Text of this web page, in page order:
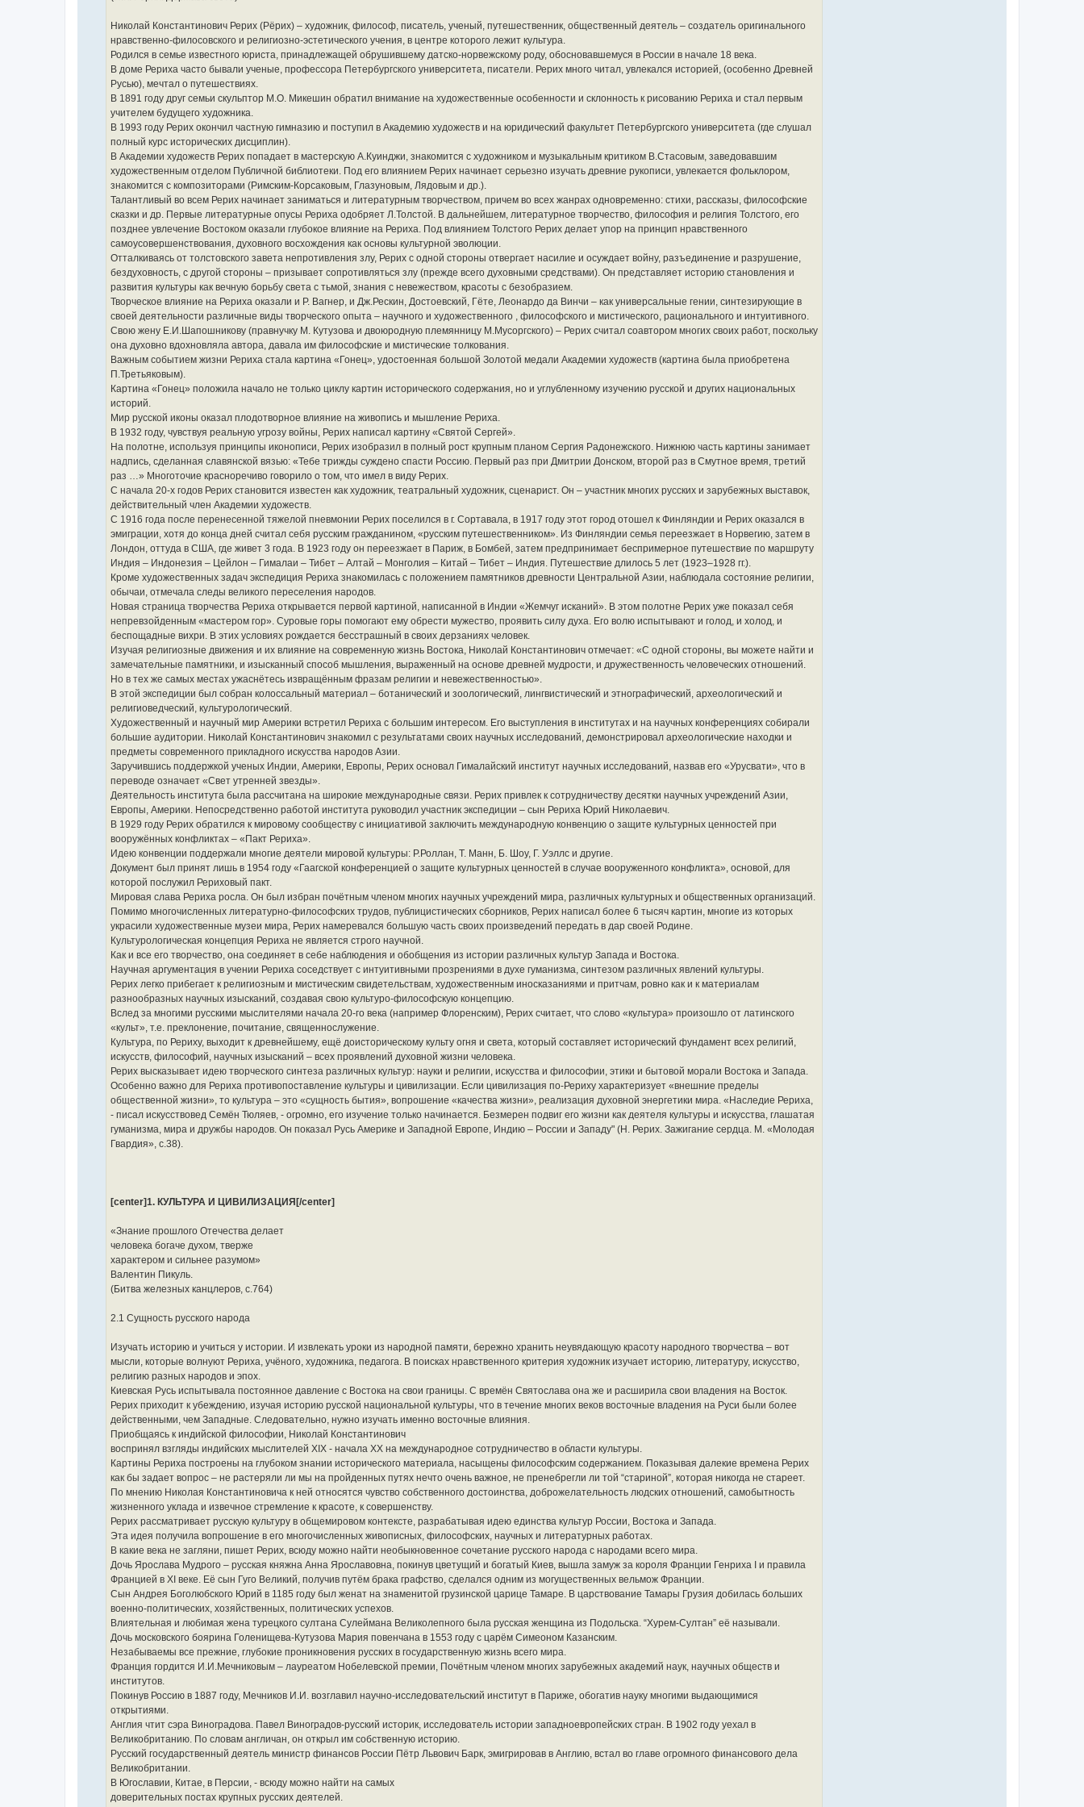
Николай Константинович Рерих (Рёрих) – художник, философ, писатель, ученый, путешественник, общественный деятель – создатель оригинального
нравственно-филосовского и религиозно-эстетического учения, в центре которого лежит культура.
Родился в семье известного юриста, принадлежащей обрушившему датско-норвежскому роду, обосновавшемуся в России в начале 18 века.
В доме Рериха часто бывали ученые, профессора Петербургского университета, писатели. Рерих много читал, увлекался историей, (особенно Древней
Русью), мечтал о путешествиях.
В 1891 году друг семьи скульптор М.О. Микешин обратил внимание на художественные особенности и склонность к рисованию Рериха и стал первым
учителем будущего художника.
В 1993 году Рерих окончил частную гимназию и поступил в Академию художеств и на юридический факультет Петербургского университета (где слушал
полный курс исторических дисциплин).
В Академии художеств Рерих попадает в мастерскую А.Куинджи, знакомится с художником и музыкальным критиком В.Стасовым, заведовавшим
художественным отделом Публичной библиотеки. Под его влиянием Рерих начинает серьезно изучать древние рукописи, увлекается фольклором,
знакомится с композиторами (Римским-Корсаковым, Глазуновым, Лядовым и др.).
Талантливый во всем Рерих начинает заниматься и литературным творчеством, причем во всех жанрах одновременно: стихи, рассказы, философские
сказки и др. Первые литературные опусы Рериха одобряет Л.Толстой. В дальнейшем, литературное творчество, философия и религия Толстого, его
позднее увлечение Востоком оказали глубокое влияние на Рериха. Под влиянием Толстого Рерих делает упор на принцип нравственного
самоусовершенствования, духовного восхождения как основы культурной эволюции.
Отталкиваясь от толстовского завета непротивления злу, Рерих с одной стороны отвергает насилие и осуждает войну, разъединение и разрушение,
бездуховность, с другой стороны – призывает сопротивляться злу (прежде всего духовными средствами). Он представляет историю становления и
развития культуры как вечную борьбу света с тьмой, знания с невежеством, красоты с безобразием.
Творческое влияние на Рериха оказали и Р. Вагнер, и Дж.Рескин, Достоевский, Гёте, Леонардо да Винчи – как универсальные гении, синтезирующие в
своей деятельности различные виды творческого опыта – научного и художественного , философского и мистического, рационального и интуитивного.
Свою жену Е.И.Шапошникову (правнучку М. Кутузова и двоюродную племянницу М.Мусоргского) – Рерих считал соавтором многих своих работ, поскольку
она духовно вдохновляла автора, давала им философские и мистические толкования.
Важным событием жизни Рериха стала картина «Гонец», удостоенная большой Золотой медали Академии художеств (картина была приобретена
П.Третьяковым).
Картина «Гонец» положила начало не только циклу картин исторического содержания, но и углубленному изучению русской и других национальных
историй.
Мир русской иконы оказал плодотворное влияние на живопись и мышление Рериха.
В 1932 году, чувствуя реальную угрозу войны, Рерих написал картину «Святой Сергей».
На полотне, используя принципы иконописи, Рерих изобразил в полный рост крупным планом Сергия Радонежского. Нижнюю часть картины занимает
надпись, сделанная славянской вязью: «Тебе трижды суждено спасти Россию. Первый раз при Дмитрии Донском, второй раз в Смутное время, третий
раз …» Многоточие красноречиво говорило о том, что имел в виду Рерих.
С начала 20-х годов Рерих становится известен как художник, театральный художник, сценарист. Он – участник многих русских и зарубежных выставок,
действительный член Академии художеств.
С 1916 года после перенесенной тяжелой пневмонии Рерих поселился в г. Сортавала, в 1917 году этот город отошел к Финляндии и Рерих оказался в
эмиграции, хотя до конца дней считал себя русским гражданином, «русским путешественником». Из Финляндии семья переезжает в Норвегию, затем в
Лондон, оттуда в США, где живет 3 года. В 1923 году он переезжает в Париж, в Бомбей, затем предпринимает беспримерное путешествие по маршруту
Индия – Индонезия – Цейлон – Гималаи – Тибет – Алтай – Монголия – Китай – Тибет – Индия. Путешествие длилось 5 лет (1923–1928 гг.).
Кроме художественных задач экспедиция Рериха знакомилась с положением памятников древности Центральной Азии, наблюдала состояние религии,
обычаи, отмечала следы великого переселения народов.
Новая страница творчества Рериха открывается первой картиной, написанной в Индии «Жемчуг исканий». В этом полотне Рерих уже показал себя
непревзойденным «мастером гор». Суровые горы помогают ему обрести мужество, проявить силу духа. Его волю испытывают и голод, и холод, и
беспощадные вихри. В этих условиях рождается бесстрашный в своих дерзаниях человек.
Изучая религиозные движения и их влияние на современную жизнь Востока, Николай Константинович отмечает: «С одной стороны, вы можете найти и
замечательные памятники, и изысканный способ мышления, выраженный на основе древней мудрости, и дружественность человеческих отношений.
Но в тех же самых местах ужаснётесь извращённым фразам религии и невежественностью».
В этой экспедиции был собран колоссальный материал – ботанический и зоологический, лингвистический и этнографический, археологический и
религиоведческий, культурологический.
Художественный и научный мир Америки встретил Рериха с большим интересом. Его выступления в институтах и на научных конференциях собирали
большие аудитории. Николай Константинович знакомил с результатами своих научных исследований, демонстрировал археологические находки и
предметы современного прикладного искусства народов Азии.
Заручившись поддержкой ученых Индии, Америки, Европы, Рерих основал Гималайский институт научных исследований, назвав его «Урусвати», что в
переводе означает «Свет утренней звезды».
Деятельность института была рассчитана на широкие международные связи. Рерих привлек к сотрудничеству десятки научных учреждений Азии,
Европы, Америки. Непосредственно работой института руководил участник экспедиции – сын Рериха Юрий Николаевич.
В 1929 году Рерих обратился к мировому сообществу с инициативой заключить международную конвенцию о защите культурных ценностей при
вооружённых конфликтах – «Пакт Рериха».
Идею конвенции поддержали многие деятели мировой культуры: Р.Роллан, Т. Манн, Б. Шоу, Г. Уэллс и другие.
Документ был принят лишь в 1954 году «Гаагской конференцией о защите культурных ценностей в случае вооруженного конфликта», основой, для
которой послужил Рериховый пакт.
Мировая слава Рериха росла. Он был избран почётным членом многих научных учреждений мира, различных культурных и общественных организаций.
Помимо многочисленных литературно-философских трудов, публицистических сборников, Рерих написал более 6 тысяч картин, многие из которых
украсили художественные музеи мира, Рерих намеревался большую часть своих произведений передать в дар своей Родине.
Культурологическая концепция Рериха не является строго научной.
Как и все его творчество, она соединяет в себе наблюдения и обобщения из истории различных культур Запада и Востока.
Научная аргументация в учении Рериха соседствует с интуитивными прозрениями в духе гуманизма, синтезом различных явлений культуры.
Рерих легко прибегает к религиозным и мистическим свидетельствам, художественным иносказаниями и притчам, ровно как и к материалам
разнообразных научных изысканий, создавая свою культуро-философскую концепцию.
Вслед за многими русскими мыслителями начала 20-го века (например Флоренским), Рерих считает, что слово «культура» произошло от латинского
«культ», т.е. преклонение, почитание, священнослужение.
Культура, по Рериху, выходит к древнейшему, ещё доисторическому культу огня и света, который составляет исторический фундамент всех религий,
искусств, философий, научных изысканий – всех проявлений духовной жизни человека.
Рерих высказывает идею творческого синтеза различных культур: науки и религии, искусства и философии, этики и бытовой морали Востока и Запада.
Особенно важно для Рериха противопоставление культуры и цивилизации. Если цивилизация по-Рериху характеризует «внешние пределы
общественной жизни», то культура – это «сущность бытия», вопрошение «качества жизни», реализация духовной энергетики мира. «Наследие Рериха,
- писал искусствовед Семён Тюляев, - огромно, его изучение только начинается. Безмерен подвиг его жизни как деятеля культуры и искусства, глашатая
гуманизма, мира и дружбы народов. Он показал Русь Америке и Западной Европе, Индию – России и Западу" (Н. Рерих. Зажигание сердца. М. «Молодая
Гвардия», с.38).
[center]1. КУЛЬТУРА И ЦИВИЛИЗАЦИЯ[/center]
«Знание прошлого Отечества делает
человека богаче духом, тверже
характером и сильнее разумом»
Валентин Пикуль.
(Битва железных канцлеров, с.764)
2.1 Сущность русского народа
Изучать историю и учиться у истории. И извлекать уроки из народной памяти, бережно хранить неувядающую красоту народного творчества – вот
мысли, которые волнуют Рериха, учёного, художника, педагога. В поисках нравственного критерия художник изучает историю, литературу, искусство,
религию разных народов и эпох.
Киевская Русь испытывала постоянное давление с Востока на свои границы. С времён Святослава она же и расширила свои владения на Восток.
Рерих приходит к убеждению, изучая историю русской национальной культуры, что в течение многих веков восточные владения на Руси были более
действенными, чем Западные. Следовательно, нужно изучать именно восточные влияния.
Приобщаясь к индийской философии, Николай Константинович
воспринял взгляды индийских мыслителей XIX - начала XX на международное сотрудничество в области культуры.
Картины Рериха построены на глубоком знании исторического материала, насыщены философским содержанием. Показывая далекие времена Рерих
как бы задает вопрос – не растеряли ли мы на пройденных путях нечто очень важное, не пренебрегли ли той “стариной”, которая никогда не стареет.
По мнению Николая Константиновича к ней относятся чувство собственного достоинства, доброжелательность людских отношений, самобытность
жизненного уклада и извечное стремление к красоте, к совершенству.
Рерих рассматривает русскую культуру в общемировом контексте, разрабатывая идею единства культур России, Востока и Запада.
Эта идея получила вопрошение в его многочисленных живописных, философских, научных и литературных работах.
В какие века не загляни, пишет Рерих, всюду можно найти необыкновенное сочетание русского народа с народами всего мира.
Дочь Ярослава Мудрого – русская княжна Анна Ярославовна, покинув цветущий и богатый Киев, вышла замуж за короля Франции Генриха I и правила
Францией в XI веке. Её сын Гуго Великий, получив путём брака графство, сделался одним из могущественных вельмож Франции.
Сын Андрея Боголюбского Юрий в 1185 году был женат на знаменитой грузинской царице Тамаре. В царствование Тамары Грузия добилась больших
военно-политических, хозяйственных, политических успехов.
Влиятельная и любимая жена турецкого султана Сулеймана Великолепного была русская женщина из Подольска. “Хурем-Султан” её называли.
Дочь московского боярина Голенищева-Кутузова Мария повенчана в 1553 году с царём Симеоном Казанским.
Незабываемы все прежние, глубокие проникновения русских в государственную жизнь всего мира.
Франция гордится И.И.Мечниковым – лауреатом Нобелевской премии, Почётным членом многих зарубежных академий наук, научных обществ и
институтов.
Покинув Россию в 1887 году, Мечников И.И. возглавил научно-исследовательский институт в Париже, обогатив науку многими выдающимися
открытиями.
Англия чтит сэра Виноградова. Павел Виноградов-русский историк, исследователь истории западноевропейских стран. В 1902 году уехал в
Великобританию. По словам англичан, он открыл им собственную историю.
Русский государственный деятель министр финансов России Пётр Львович Барк, эмигрировав в Англию, встал во главе огромного финансового дела
Великобритании.
В Югославии, Китае, в Персии, - всюду можно найти на самых
доверительных постах крупных русских деятелей.